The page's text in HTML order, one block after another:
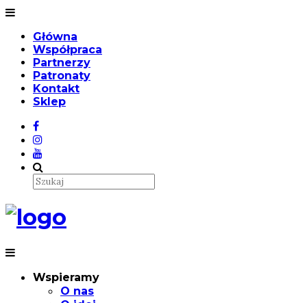
Główna
Współpraca
Partnerzy
Patronaty
Kontakt
Sklep
Wspieramy
O nas